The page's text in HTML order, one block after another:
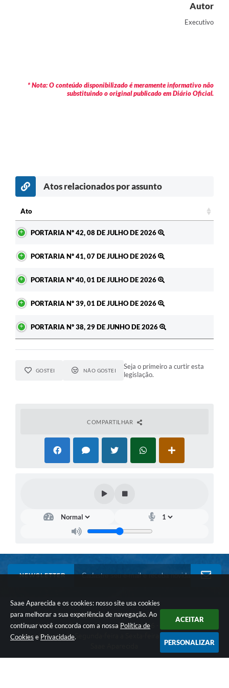
Saae Aparecida e os cookies: nosso site usa cookies
para melhorar a sua experiência de navegação. Ao
continuar você concorda com a nossa Política de
Cookies e Privacidade.
ACEITAR
PERSONALIZAR
Autor
Executivo
* Nota: O conteúdo disponibilizado é meramente informativo não
substituindo o original publicado em Diário Oficial.
Atos relacionados por assunto
Ato
PORTARIA Nº 42, 08 DE JULHO DE 2026
PORTARIA Nº 41, 07 DE JULHO DE 2026
PORTARIA Nº 40, 01 DE JULHO DE 2026
PORTARIA Nº 39, 01 DE JULHO DE 2026
PORTARIA Nº 38, 29 DE JUNHO DE 2026
GOSTEI NÃO GOSTEI
Seja o primeiro a curtir esta
legislação.
COMPARTILHAR
NEWSLETTER
Telefone: (12) 3105-1530
Endereço: Rua José Macedo Costa, 66 - Ponte Alta
Atendimento de Segunda-feira a Sexta-feira das 08h às 17h